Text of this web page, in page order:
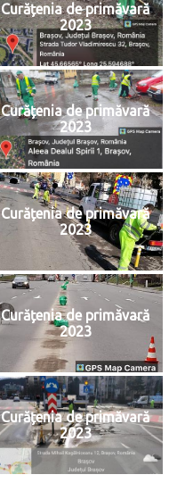
Curățenia de primăvară
2023
Curățenia de primăvară
2023
Curățenia de primăvară
2023
Curățenia de primăvară
2023
Curățenia de primăvară
2023